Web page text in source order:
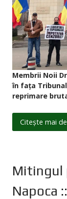
Membrii Noii
în fața
reprimare
Citește mai
Mitingul
Napoca